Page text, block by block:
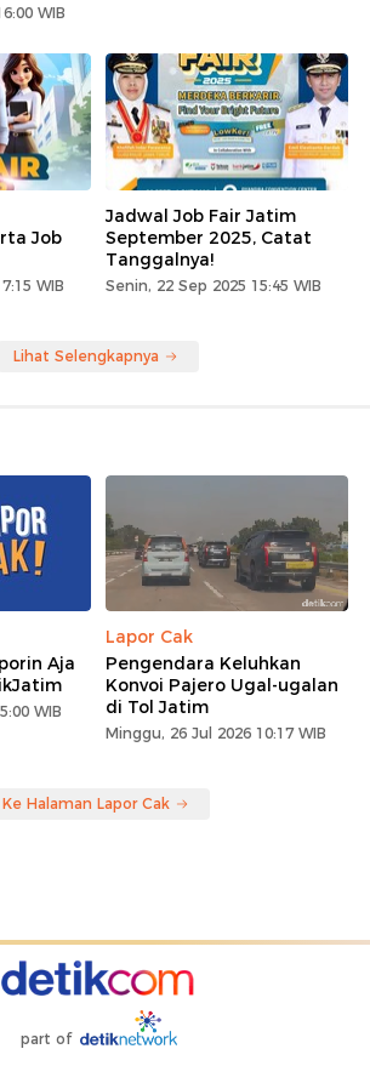
WIB
Job
WIB
Jadwal Job Fair Jatim
September 2025, Catat
Tanggalnya!
Senin, 22 Sep 2025 15:45 WIB
Lihat Selengkapnya
Aja
WIB
Lapor Cak
Pengendara Keluhkan
Konvoi Pajero Ugal-ugalan
di Tol Jatim
Minggu, 26 Jul 2026 10:17 WIB
Ke Halaman Lapor Cak
part of